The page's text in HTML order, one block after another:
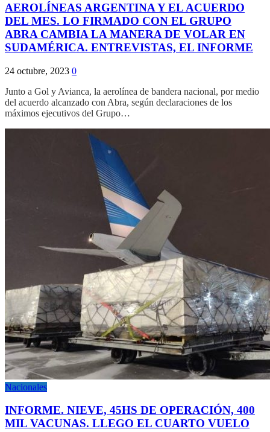
AEROLÍNEAS ARGENTINA Y EL ACUERDO
DEL MES. LO FIRMADO CON EL GRUPO
ABRA CAMBIA LA MANERA DE VOLAR EN
SUDAMÉRICA. ENTREVISTAS, EL INFORME
24 octubre, 2023 0
Junto a Gol y Avianca, la aerolínea de bandera nacional, por medio
del acuerdo alcanzado con Abra, según declaraciones de los
máximos ejecutivos del Grupo…
Nacionales
INFORME. NIEVE, 45HS DE OPERACIÓN, 400
MIL VACUNAS. LLEGO EL CUARTO VUELO